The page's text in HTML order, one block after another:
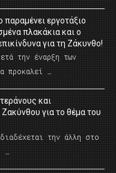
παραμένει εργοτάξιο
πλακάκια και ο
για τη Ζάκυνθο!
την έναρξη των
προκαλεί …
και
για το θέμα του
την άλλη στο